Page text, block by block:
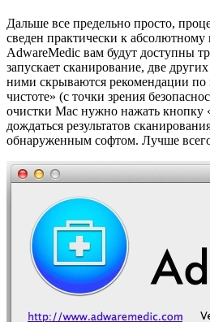
Дальше все предельно просто,
сведен практически к
AdwareMedic вам будут доступны
запускает сканирование, две
ними скрываются рекомендации
чистоте» (с точки зрения
очистки Mac нужно нажать кнопку
дождаться результатов
обнаруженным софтом. Лучше